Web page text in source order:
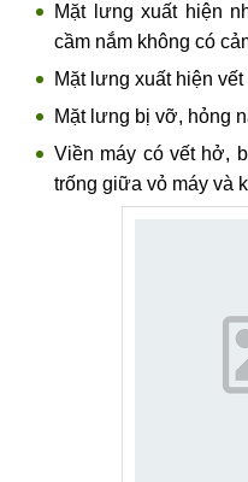
Mặt lưng xuất hiện
cầm nắm không có
Mặt lưng xuất hiện vết
Mặt lưng bị vỡ, hỏng
Viền máy có vết hở,
trống giữa vỏ máy và